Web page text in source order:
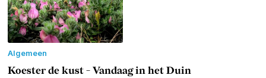
Algemeen
Koester de kust - Vandaag in het Duin